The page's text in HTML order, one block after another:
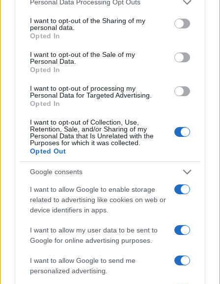
not limited to your visit or usage behaviour. You may click to
grant or deny consent to Google and its third-party tags to
use your data for below specified purposes in below Google
consent section.
Personal Data Processing Opt Outs
I want to opt-out of the Sharing of my
personal data.
Opted In
I want to opt-out of the Sale of my
Personal Data.
Opted In
I want to opt-out of processing my
Personal Data for Targeted Advertising.
Opted In
I want to opt-out of Collection, Use,
Retention, Sale, and/or Sharing of my
Personal Data that Is Unrelated with the
Purposes for which it was collected.
Opted Out
Google consents
I want to allow Google to enable storage
related to advertising like cookies on web or
device identifiers in apps.
I want to allow my user data to be sent to
Google for online advertising purposes.
I want to allow Google to send me
personalized advertising.
Več iz kraja Radlje ob Dravi
Pol stoletja glasbe na tromeji:
jubilejni festival narodno-
zabavne glasbe
poškodoval
predstavlja poletno uspešnico
»Srnica«
Jutro, ki ga Koroška ne bo nikoli
pozabila: Tri leta od uničujoče
ujme
Več iz kategorije Policijsko poročilo